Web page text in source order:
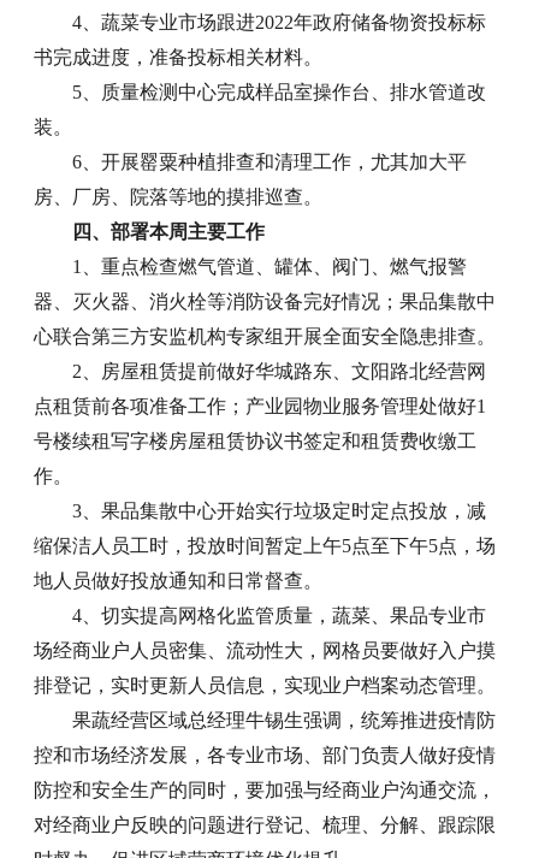
4、蔬菜专业市场跟进2022年政府储备物资投标标
书完成进度，准备投标相关材料。
5、质量检测中心完成样品室操作台、排水管道改
装。
6、开展罂粟种植排查和清理工作，尤其加大平
房、厂房、院落等地的摸排巡查。
四、部署本周主要工作
1、重点检查燃气管道、罐体、阀门、燃气报警
器、灭火器、消火栓等消防设备完好情况；果品集散中
心联合第三方安监机构专家组开展全面安全隐患排查。
2、房屋租赁提前做好华城路东、文阳路北经营网
点租赁前各项准备工作；产业园物业服务管理处做好1
号楼续租写字楼房屋租赁协议书签定和租赁费收缴工
作。
3、果品集散中心开始实行垃圾定时定点投放，减
缩保洁人员工时，投放时间暂定上午5点至下午5点，场
地人员做好投放通知和日常督查。
4、切实提高网格化监管质量，蔬菜、果品专业市
场经商业户人员密集、流动性大，网格员要做好入户摸
排登记，实时更新人员信息，实现业户档案动态管理。
果蔬经营区域总经理牛锡生强调，统筹推进疫情防
控和市场经济发展，各专业市场、部门负责人做好疫情
防控和安全生产的同时，要加强与经商业户沟通交流，
对经商业户反映的问题进行登记、梳理、分解、跟踪限